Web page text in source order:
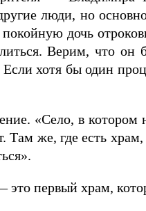
люди, но
дочь
Верим, что он
хотя бы один
«Село, в котором
Там же, где есть
первый храм,